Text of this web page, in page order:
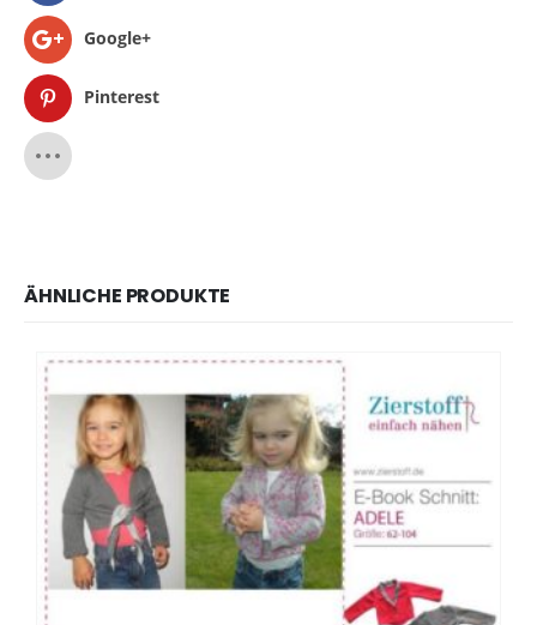
Google+
Pinterest
ÄHNLICHE PRODUKTE